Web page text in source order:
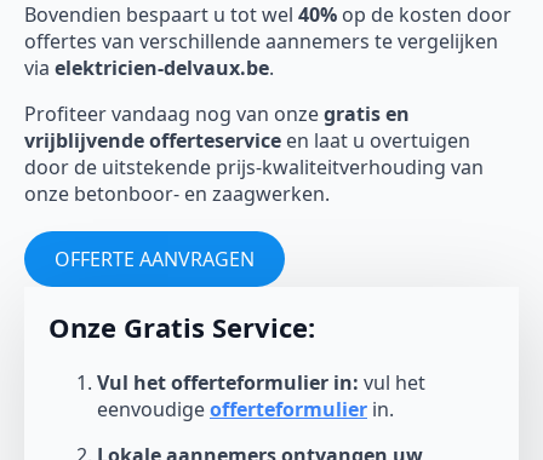
Bovendien bespaart u tot wel 40% op de kosten door
offertes van verschillende aannemers te vergelijken
via elektricien-delvaux.be.
Profiteer vandaag nog van onzegratis en
vrijblijvende offerteservice en laat u overtuigen
door de uitstekende prijs-kwaliteitverhouding van
onze betonboor- en zaagwerken.
OFFERTE AANVRAGEN
Onze Gratis Service:
Vul het offerteformulier in: vul het
eenvoudigeofferteformulier in.